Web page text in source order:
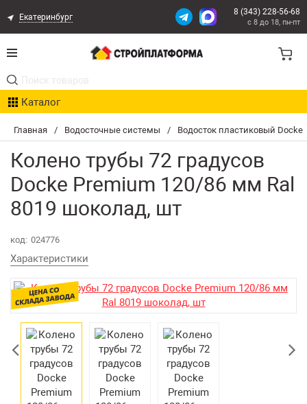
Главная / Водосточные системы / Водосток пластиковый Docke
Колено трубы 72 градусов
Docke Premium 120/86 мм Ral
8019 шоколад, шт
код: 024776
Характеристики
Екатеринбург
8 (343) 228-56-68
с 8 до 18, пн-пт
Каталог
Акции
Расчет доставки
Организациям
Опыт поставок
Статьи
Контакты
Возврат товара
Екатеринбург